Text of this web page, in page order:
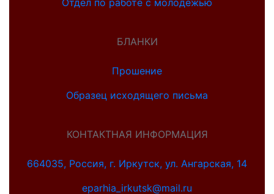
Отдел по работе с молодежью
БЛАНКИ
Прошение
Образец исходящего письма
КОНТАКТНАЯ ИНФОРМАЦИЯ
664035, Россия, г. Иркутск, ул. Ангарская, 14
eparhia_irkutsk@mail.ru